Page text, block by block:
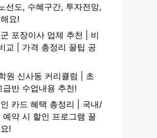
선도, 수혜구간, 투자전망,
요!
포장이사 업체 추천 | 비
교 | 가격 총정리 꿀팁 공
원 신사동 커리큘럼 | 초
급반 수업내용 추천!
카드 혜택 총정리 | 국내/
예약 시 할인 프로그램 꿀
!